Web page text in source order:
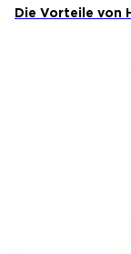
Die Vorteile von